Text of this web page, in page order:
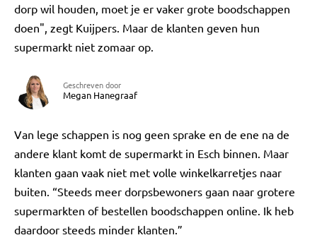
dorp wil houden, moet je er vaker grote boodschappen
doen", zegt Kuijpers. Maar de klanten geven hun
supermarkt niet zomaar op.
Geschreven door
Megan Hanegraaf
Van lege schappen is nog geen sprake en de ene na de
andere klant komt de supermarkt in Esch binnen. Maar
klanten gaan vaak niet met volle winkelkarretjes naar
buiten. “Steeds meer dorpsbewoners gaan naar grotere
supermarkten of bestellen boodschappen online. Ik heb
daardoor steeds minder klanten.”